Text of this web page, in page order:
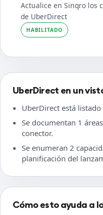
Actualice en Sinqro los
de UberDirect
HABILITADO
UberDirect en un
UberDirect está
Se documentan 1
conector.
Se enumeran 2
planificación del
Cómo esto ayuda a